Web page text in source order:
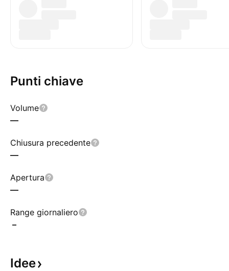
Punti chiave
Volume
—
Chiusura precedente
—
Apertura
—
Range giornaliero
–
Idee